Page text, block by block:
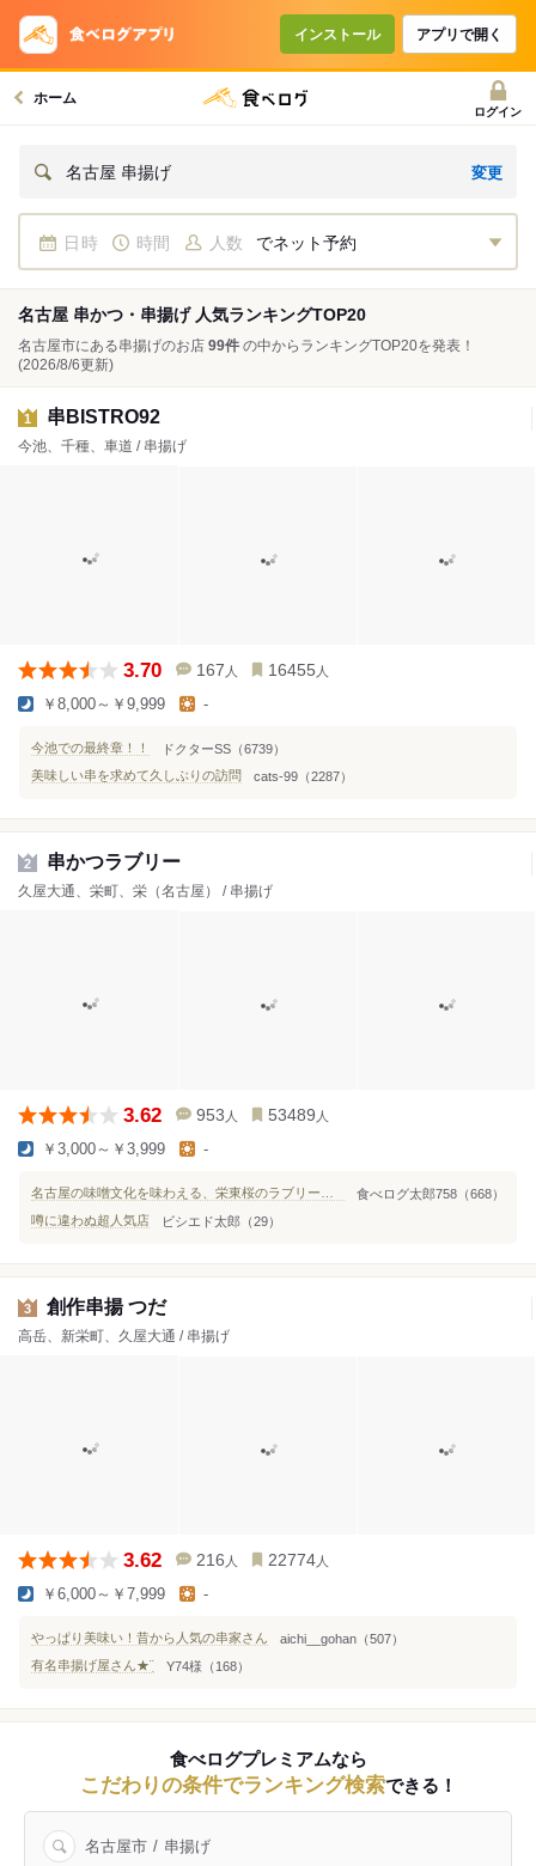
インストール アプリで開く
ホーム
ログイン
名古屋 串揚げ 変更
日時 時間 人数 でネット予約
名古屋 串かつ・串揚げ 人気ランキングTOP20
名古屋市にある串揚げのお店 99件 の中からランキングTOP20を発表！
(2026/8/6更新)
1 串BISTRO92
今池、千種、車道 / 串揚げ
3.70 167 人 16455 人
￥8,000～￥9,999 -
今池での最終章！！
ドクターSS（6739）
美味しい串を求めて久しぶりの訪問
cats-99（2287）
2 串かつラブリー
久屋大通、栄町、栄（名古屋） / 串揚げ
3.62 953 人 53489 人
￥3,000～￥3,999 -
食べログ太郎758（668）
噂に違わぬ超人気店
ビシエド太郎（29）
3 創作串揚 つだ
高岳、新栄町、久屋大通 / 串揚げ
3.62 216 人 22774 人
￥6,000～￥7,999 -
やっぱり美味い！昔から人気の串家さん
aichi__gohan（507）
有名串揚げ屋さん★¨̮
Y74様（168）
食べログプレミアムなら
こだわりの条件でランキング検索できる！
名古屋市 串揚げ